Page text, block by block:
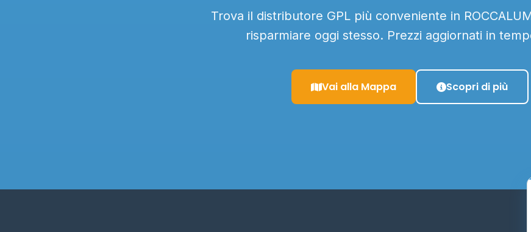
Trova il distributore GPL più conveniente in
risparmiare oggi stesso. Prezzi aggiornati in
Vai alla Mappa Scopri di più